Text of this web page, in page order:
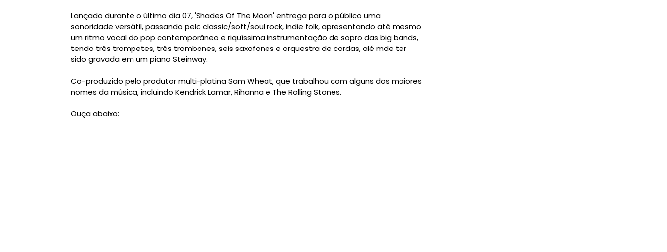
Lançado durante o último dia 07, 'Shades Of The Moon' entrega para o público uma
sonoridade versátil, passando pelo classic/soft/soul rock, indie folk, apresentando até mesmo
um ritmo vocal do pop contemporâneo e riquíssima instrumentação de sopro das big bands,
tendo três trompetes, três trombones, seis saxofones e orquestra de cordas, alé mde ter
sido gravada em um piano Steinway.
Co-produzido pelo produtor multi-platina Sam Wheat, que trabalhou com alguns dos maiores
nomes da música, incluindo Kendrick Lamar, Rihanna e The Rolling Stones.
Ouça abaixo: